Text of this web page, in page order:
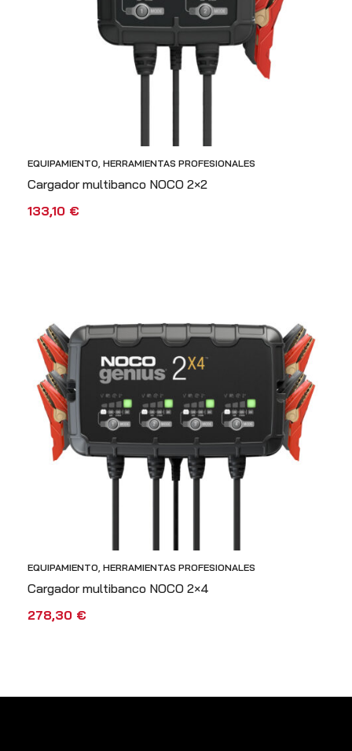
EQUIPAMIENTO, HERRAMIENTAS PROFESIONALES
Cargador multibanco NOCO 2×2
133,10 €
EQUIPAMIENTO, HERRAMIENTAS PROFESIONALES
Cargador multibanco NOCO 2×4
278,30 €